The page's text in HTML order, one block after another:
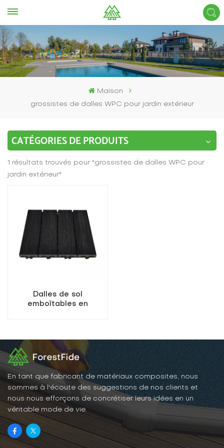
Maison
grossistes de dalles WPC pour jardin extérieur
CATÉGORIES DE PRODUITS
1 résultats trouvés pour "grossistes de dalles WPC pour
jardin extérieur"
Dalles de sol
emboîtables en
En tant que fabricant de matériaux composites, nous
sommes à l'écoute des suggestions de nos clients et
nous nous efforçons de concrétiser leurs idées en un
véritable mode de vie.